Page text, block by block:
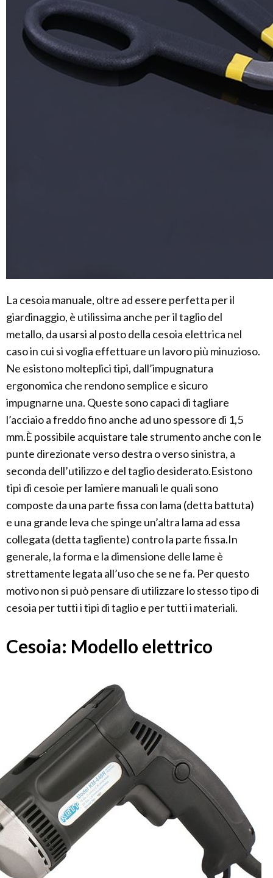
La cesoia manuale, oltre ad essere perfetta per il
giardinaggio, è utilissima anche per il taglio del
metallo, da usarsi al posto della cesoia elettrica nel
caso in cui si voglia effettuare un lavoro più minuzioso.
Ne esistono molteplici tipi, dall’impugnatura
ergonomica che rendono semplice e sicuro
impugnarne una. Queste sono capaci di tagliare
l’acciaio a freddo fino anche ad uno spessore di 1,5
mm.È possibile acquistare tale strumento anche con le
punte direzionate verso destra o verso sinistra, a
seconda dell’utilizzo e del taglio desiderato.Esistono
tipi di cesoie per lamiere manuali le quali sono
composte da una parte fissa con lama (detta battuta)
e una grande leva che spinge un’altra lama ad essa
collegata (detta tagliente) contro la parte fissa.In
generale, la forma e la dimensione delle lame è
strettamente legata all’uso che se ne fa. Per questo
motivo non si può pensare di utilizzare lo stesso tipo di
cesoia per tutti i tipi di taglio e per tutti i materiali.
Cesoia: Modello elettrico